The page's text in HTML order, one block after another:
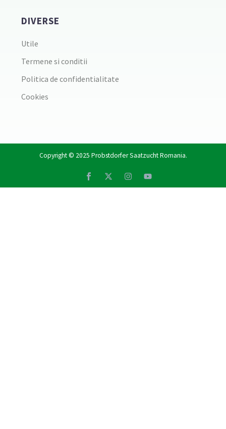
DIVERSE
Utile
Termene si conditii
Politica de confidentialitate
Cookies
Copyright © 2025 Probstdorfer Saatzucht Romania.